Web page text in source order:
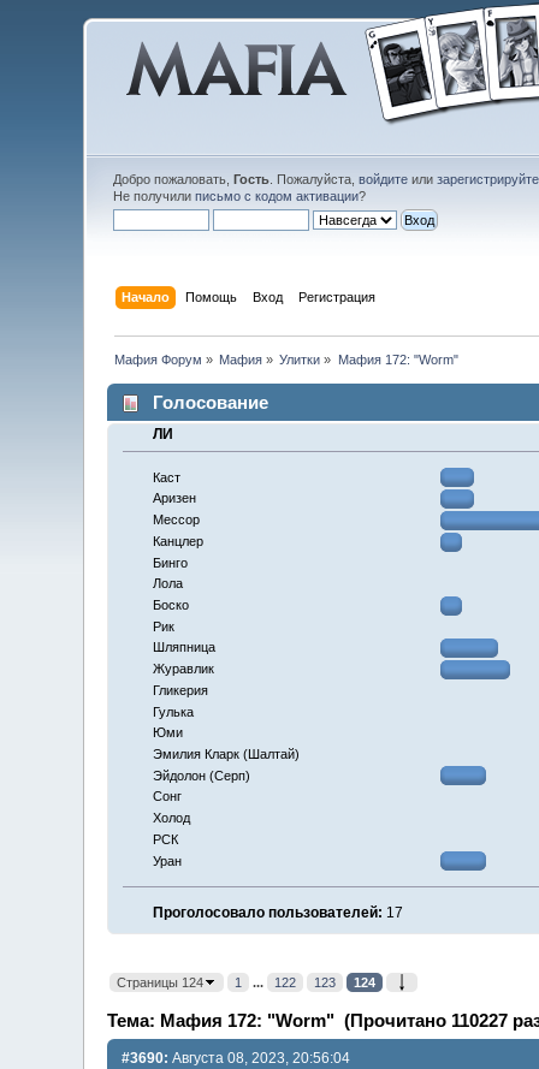
Добро пожаловать, Гость. Пожалуйста, войдитеили
Не получили письмо с кодом активации?
Начало Помощь Вход Регистрация
Мафия Форум » Мафия » Улитки » Мафия 172: "Worm"
Голосование
ЛИ
Каст
Аризен
Мессор
Канцлер
Бинго
Лола
Боско
Рик
Шляпница
Журавлик
Гликерия
Гулька
Юми
Эмилия Кларк (Шалтай)
Эйдолон (Серп)
Сонг
Холод
РСК
Уран
Проголосовало пользователей: 17
Страницы 124 1 ... 122 123 124
Тема: Мафия 172: "Worm" (Прочитано 110227
#3690: Августа 08, 2023, 20:56:04